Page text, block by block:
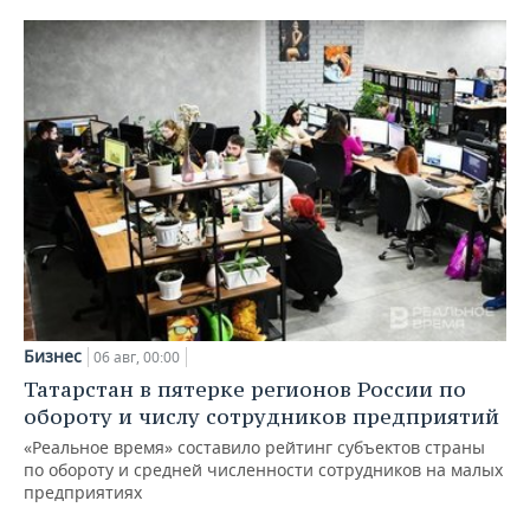
Бизнес 06 авг, 00:00
Татарстан в пятерке регионов России по
обороту и числу сотрудников предприятий
«Реальное время» составило рейтинг субъектов страны
по обороту и средней численности сотрудников на малых
предприятиях